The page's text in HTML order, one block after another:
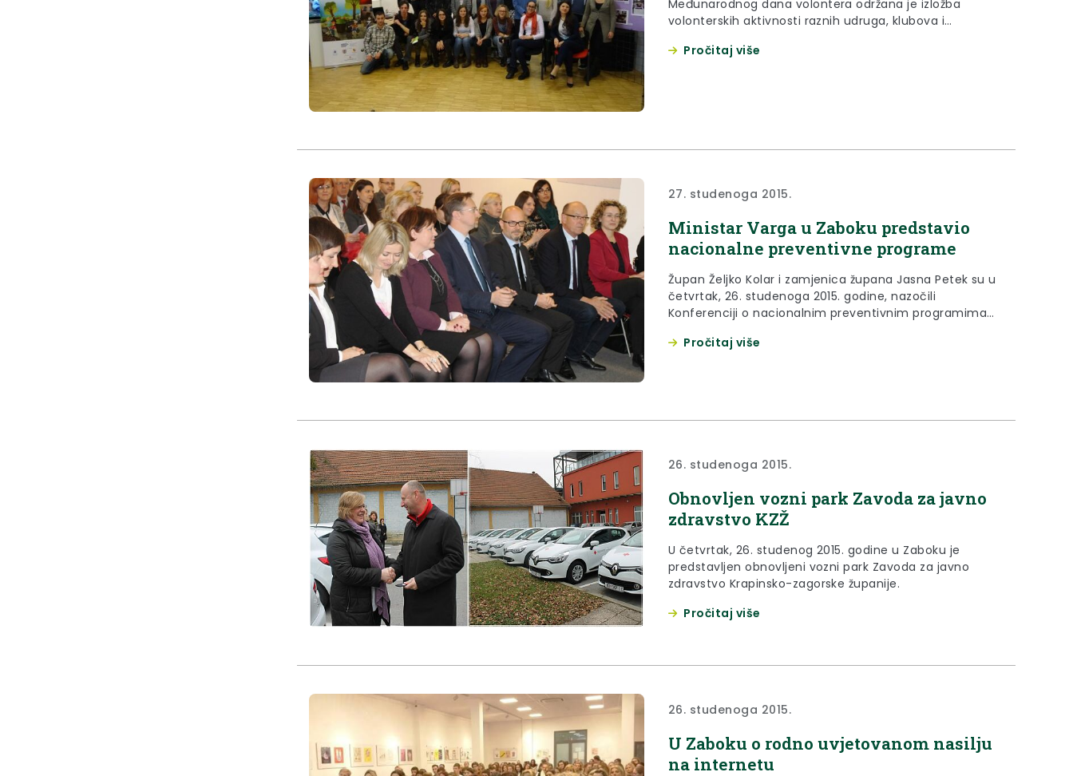
Međunarodnog dana volontera održana je izložba
volonterskih aktivnosti raznih udruga, klubova i
zagorske županije.
Pročitaj više
27. studenoga 2015.
Ministar Varga u Zaboku predstavio
nacionalne preventivne programe
Župan Željko Kolar i zamjenica župana Jasna Petek su u
četvrtak, 26. studenoga 2015. godine, nazočili
Konferenciji o nacionalnim preventivnim programima
Pročitaj više
26. studenoga 2015.
Obnovljen vozni park Zavoda za javno
zdravstvo KZŽ
U četvrtak, 26. studenog 2015. godine u Zaboku je
predstavljen obnovljeni vozni park Zavoda za javno
zdravstvo Krapinsko-zagorske županije.
Pročitaj više
26. studenoga 2015.
U Zaboku o rodno uvjetovanom nasilju
na internetu